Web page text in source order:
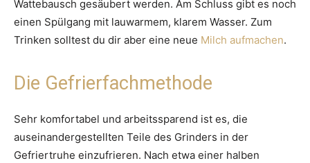
Wattebausch gesäubert werden. Am Schluss gibt es noch
einen Spülgang mit lauwarmem, klarem Wasser. Zum
Trinken solltest du dir aber eine neue Milch aufmachen.
Die Gefrierfachmethode
Sehr komfortabel und arbeitssparend ist es, die
auseinandergestellten Teile des Grinders in der
Gefriertruhe einzufrieren. Nach etwa einer halben